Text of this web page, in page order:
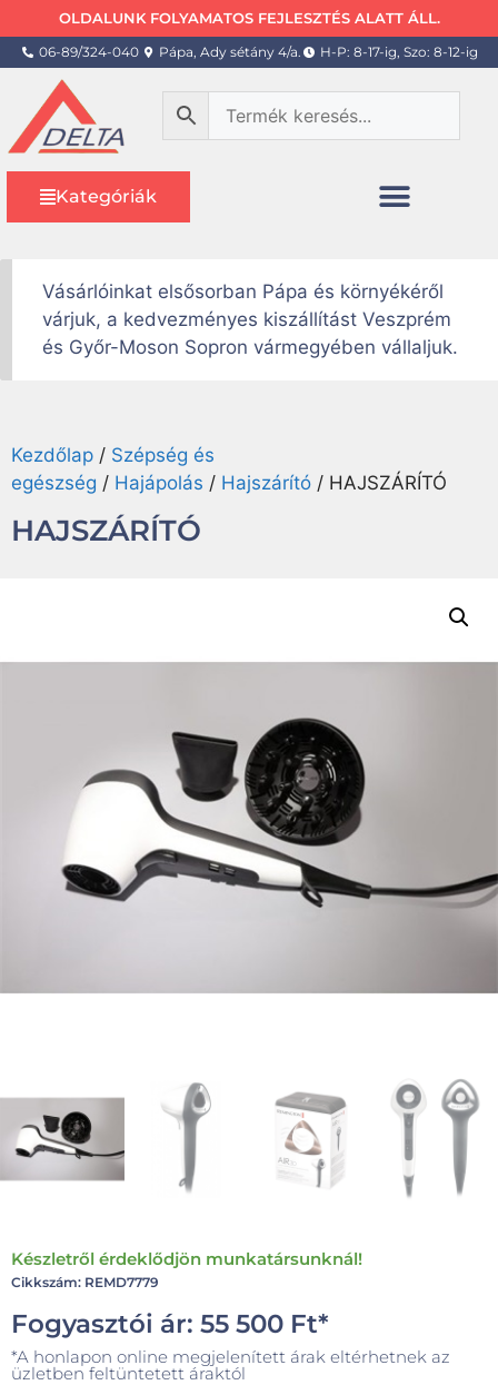
OLDALUNK FOLYAMATOS FEJLESZTÉS ALATT ÁLL.
06-89/324-040 Pápa, Ady sétány 4/a. H-P: 8-17-ig, Szo: 8-12-ig
Kategóriák
Vásárlóinkat elsősorban Pápa és környékéről
várjuk, a kedvezményes kiszállítást Veszprém
és Győr-Moson Sopron vármegyében vállaljuk.
Kezdőlap / Szépség és
egészség / Hajápolás / Hajszárító / HAJSZÁRÍTÓ
HAJSZÁRÍTÓ
Készletről érdeklődjön munkatársunknál!
Cikkszám: REMD7779
Fogyasztói ár: 55 500 Ft*
*A honlapon online megjelenített árak eltérhetnek az
üzletben feltüntetett áraktól